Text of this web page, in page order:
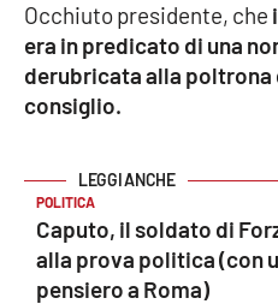
LaC Network
LaC OnAir
EDIZIONI
LOCALI
Catanzaro
Occhiuto presidente, che
era in predicato di una
derubricata alla
consiglio.
POLITICA
Caputo, il soldato di
alla prova politica (con
pensiero a Roma)